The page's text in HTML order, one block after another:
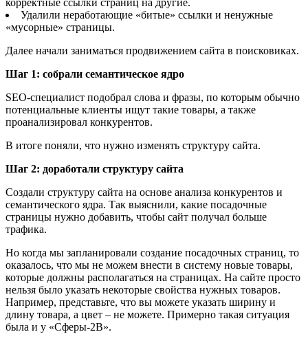
Удалили неработающие «битые» ссылки и ненужные
«мусорные» страницы.
Далее начали заниматься продвижением сайта в поисковиках.
Шаг 1: собрали семантическое ядро
SEO-специалист подобрал слова и фразы, по которым обычно
потенциальные клиенты ищут такие товары, а также
проанализировал конкурентов.
В итоге поняли, что нужно изменять структуру сайта.
Шаг 2: доработали структуру сайта
Создали структуру сайта на основе анализа конкурентов и
семантического ядра. Так выяснили, какие посадочные
страницы нужно добавить, чтобы сайт получал больше
трафика.
Но когда мы запланировали создание посадочных страниц, то
оказалось, что мы не можем внести в систему новые товары,
которые должны располагаться на страницах. На сайте просто
нельзя было указать некоторые свойства нужных товаров.
Например, представьте, что вы можете указать ширину и
длину товара, а цвет – не можете. Примерно такая ситуация
была и у «Сферы-2В».